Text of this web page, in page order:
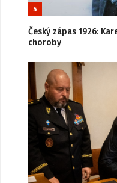
5
Český zápas 1926:
choroby